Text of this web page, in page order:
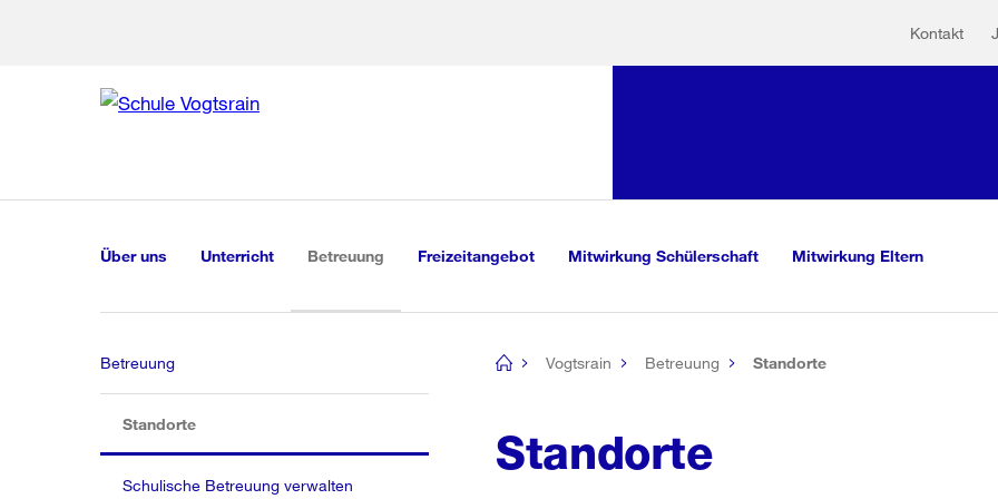
Kontakt
Navigation
Über uns Unterricht Betreuung (aktiv)Freizeitangebot Mitwirkung Schülerschaft Mitwirkung Eltern
[no
Vogtsrain Betreuung Standorte
Standorte
Betreuung
Standorte(aktiv)
Schulische Betreuung verwalten